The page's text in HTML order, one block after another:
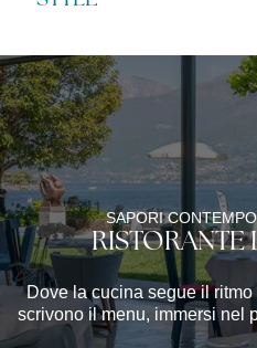
SAPORI
RISTORANTE
Dove la cucina segue il
scrivono il menu, immersi nel